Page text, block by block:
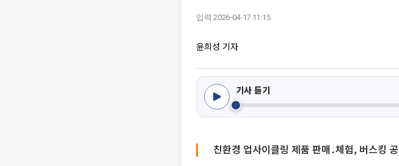
입력 2026-04-17 11:15
윤희성 기자
기사 듣기
친환경 업사이클링 제품 판매․체험, 버스킹